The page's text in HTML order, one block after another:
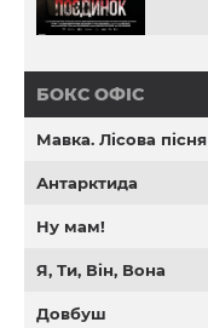
БОКС ОФІС
Мавка. Лісова пісня
Антарктида
Ну мам!
Я, Ти, Він, Вона
Довбуш